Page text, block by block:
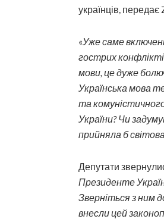
українців, передає
«Уже саме
гострих
мови, це дуже
Українська мова
та
України? Чи
прийняла б
Депутати
Президенте
Зверніться з ним
внесли цей